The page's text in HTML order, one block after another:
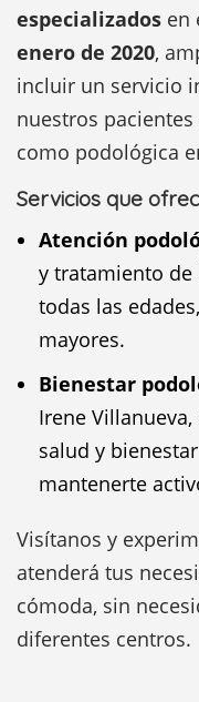
especializados en
enero de 2020,
incluir un servicio
nuestros
como podológica
Servicios que
Atención
y tratamiento de
todas las
mayores.
Bienestar
Irene
salud y
mantenerte
Visítanos y
atenderá tus
cómoda, sin
diferentes centros.